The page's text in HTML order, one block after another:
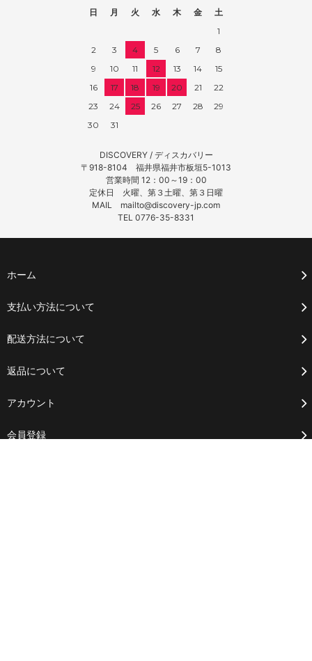
日
月 火 水 木 金
土
1
2
3 4 5 6 7
8
9
10 11 12 13 14
15
16
17 18 19 20 21
22
23
24 25 26 27 28
29
30
31
DISCOVERY / ディスカバリー
〒918-8104 福井県福井市板垣5-1013
営業時間 12：00～19：00
定休日 火曜、第３土曜、第３日曜
MAIL mailto@discovery-jp.com
TEL 0776-35-8331
ホーム
支払い方法について
配送方法について
返品について
アカウント
会員登録